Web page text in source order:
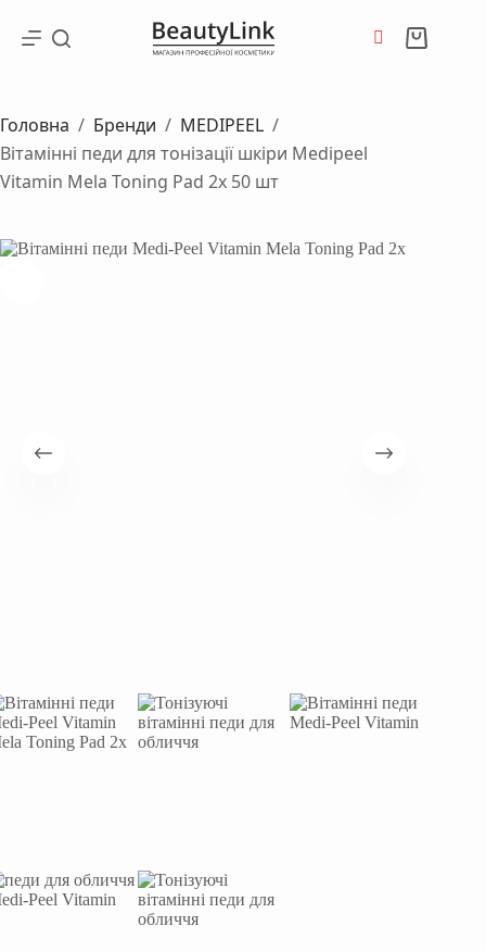
вмісту
Кошик
Головна / Бренди / MEDIPEEL /
Вітамінні педи для тонізації шкіри Medipeel
Vitamin Mela Toning Pad 2x 50 шт